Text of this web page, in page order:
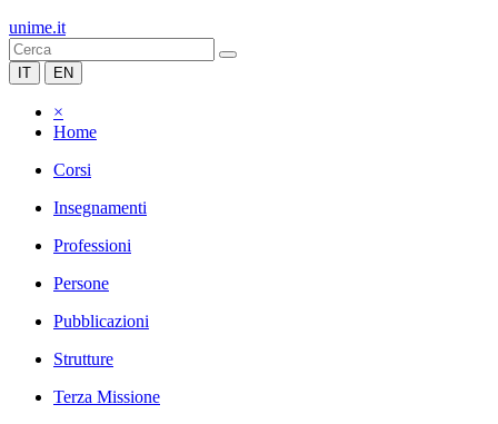
unime.it
IT EN
×
Home
Corsi
Insegnamenti
Professioni
Persone
Pubblicazioni
Strutture
Terza Missione